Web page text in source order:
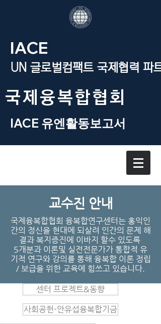
IACE
UN 글로벌컴팩트 국제협력 파트
​국제융복합협회
IACE 유엔활동보고서
교수진 안내
국제융복합협회 융복합연구센터는 홍익인
간의 정신을 현대에 되살려 인간의 문제 해
결과 복지증진에 이바지 할수 있도록
5개분과 이론및 실전전문가가 통합적 유
기적 연구와 강의를 통해 융복합 이론 정립
/ 보급을 위한 교육에 힘쓰고 있습니다.
센터 프로젝트&동향
사회공헌-안유섭융복합기금